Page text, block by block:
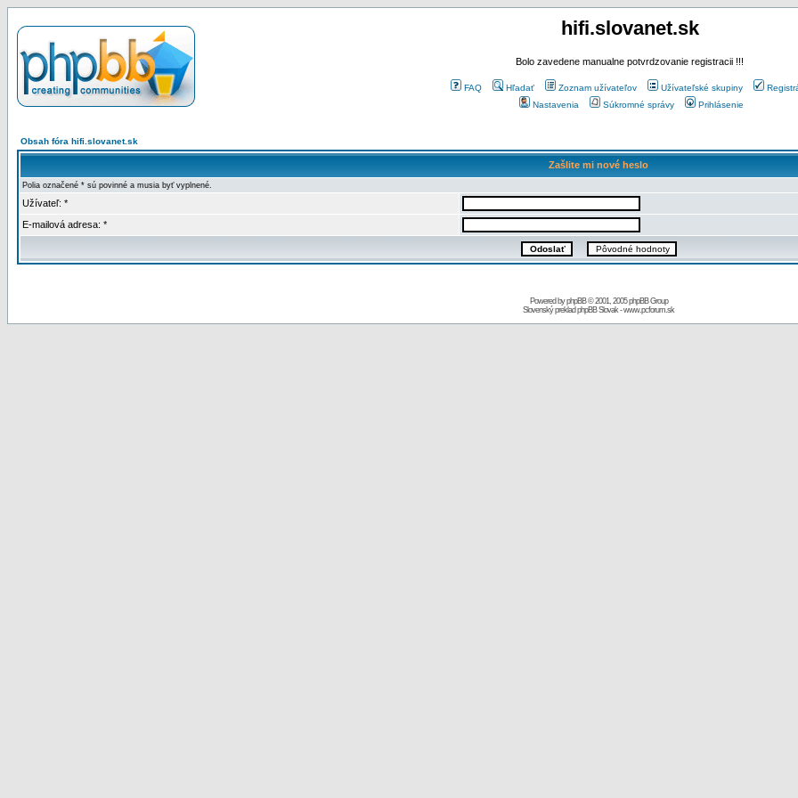
hifi.slovanet.sk
Bolo zavedene manualne potvrdzovanie registracii !!!
FAQ Hľadať Zoznam užívateľov Užívateľské skupiny
Nastavenia
Súkromné správy Prihlásenie
Obsah fóra hifi.slovanet.sk
Zašlite mi nové heslo
Polia označené * sú povinné a musia byť vyplnené.
Užívateľ: *
E-mailová adresa: *
Powered byphpBB© 2001, 2005 phpBB Group
Slovenský preklad phpBB Slovak-www.pcforum.sk